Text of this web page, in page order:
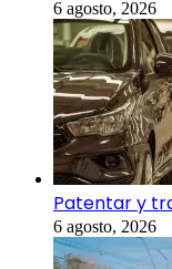
6 agosto, 2026
Patentar y
6 agosto, 2026